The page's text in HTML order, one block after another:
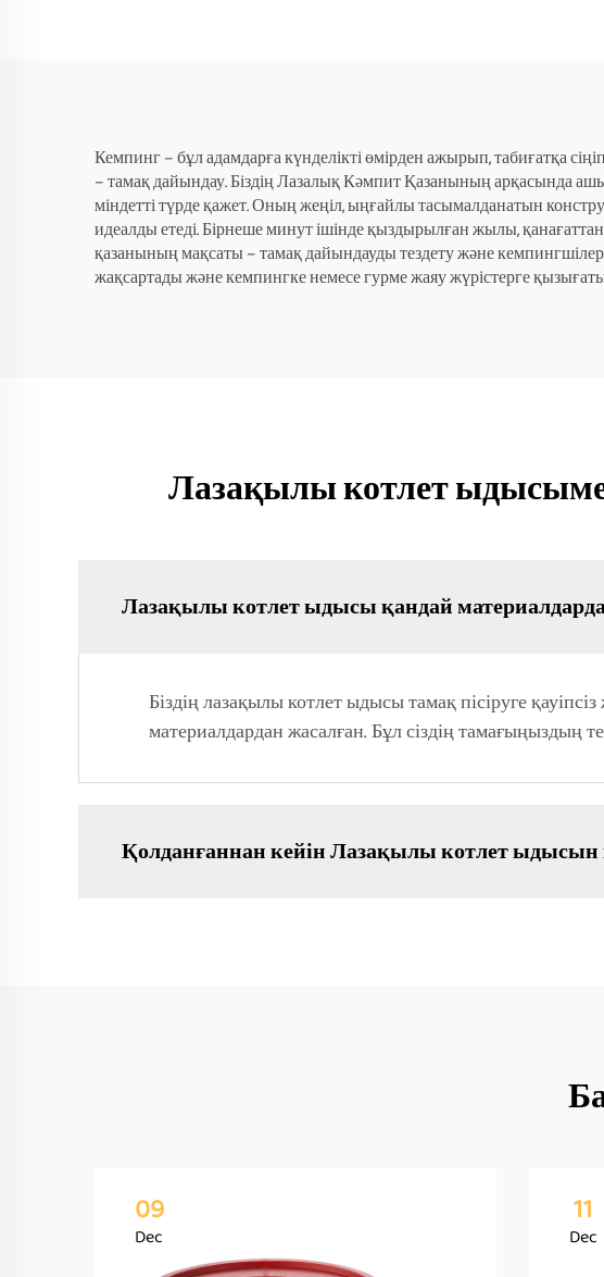
Кемпинг – бұл адамдарға күнделікті өмірден ажырып, табиғатқа
– тамақ дайындау. Біздің Лазалық Кәмпит Қазанының арқасында
міндетті түрде қажет. Оның жеңіл, ыңғайлы тасымалданатын
идеалды етеді. Бірнеше минут ішінде қыздырылған жылы,
қазанының мақсаты – тамақ дайындауды тездету және
жақсартады және кемпингке немесе гурме жаяу жүрістерге
Лазақылы котлет
Лазақылы котлет ыдысы қандай
Біздің лазақылы котлет ыдысы тамақ пісіруге
материалдардан жасалған. Бұл сіздің тамағыңыздың
Қолданғаннан кейін Лазақылы котлет ыдысын
09
Dec
11
Dec